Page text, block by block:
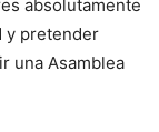
absolutamente
y pretender
una Asamblea